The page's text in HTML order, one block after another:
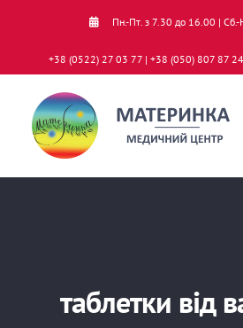
Пн.-Пт. з 7.30 до 16.00 | Сб.-
+38 (0522) 27 03 77 | +38 (050) 807 87
таблетки від